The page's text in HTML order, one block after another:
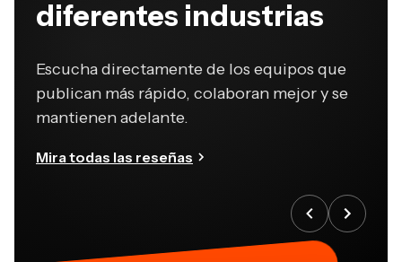
diferentes industrias
Escucha directamente de los equipos que
publican más rápido, colaboran mejor y se
mantienen adelante.
Mira todas las reseñas